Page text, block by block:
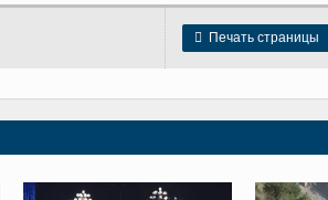
 Печать страницы